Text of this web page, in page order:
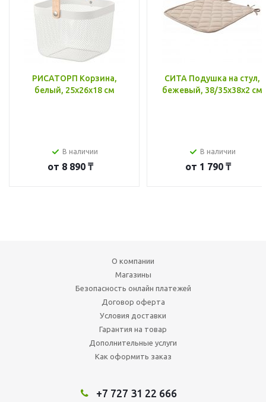
РИСАТОРП Корзина,
белый, 25x26x18 см
В наличии
от 8 890 ₸
СИТА Подушка на стул,
бежевый, 38/35x38x2 см
В наличии
от 1 790 ₸
О компании
Магазины
Безопасность онлайн платежей
Договор оферта
Условия доставки
Гарантия на товар
Дополнительные услуги
Как оформить заказ
+7 727 31 22 666